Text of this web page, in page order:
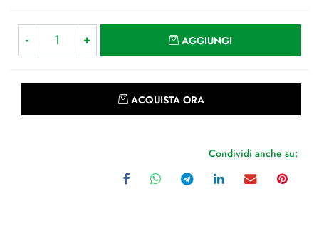
AGGIUNGI
ACQUISTA ORA
Condividi anche su: